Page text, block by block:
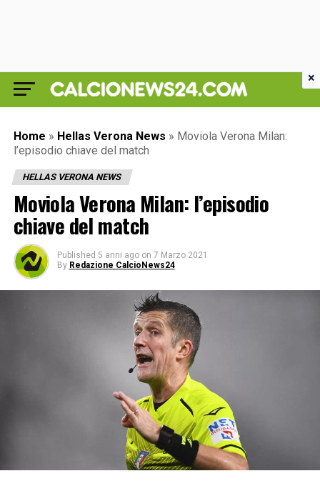
Home » Hellas Verona News » Moviola Verona Milan:
l’episodio chiave del match
HELLAS VERONA NEWS
Moviola Verona Milan: l’episodio
chiave del match
Published 5 anni ago on 7 Marzo 2021
By Redazione CalcioNews24
×